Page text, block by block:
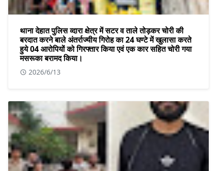
थाना देहात पुलिस व्दारा क्षेत्र में सटर व ताले तोड़कर चोरी की
बरदात करने बाले अंतर्राज्यीय गिरोह का 24 घण्टे में खुलासा करते
हुये 04 आरोपियों को गिरफ्तार किया एवं एक कार सहित चोरी गया
मसरूका बरामद किया।
2026/6/13